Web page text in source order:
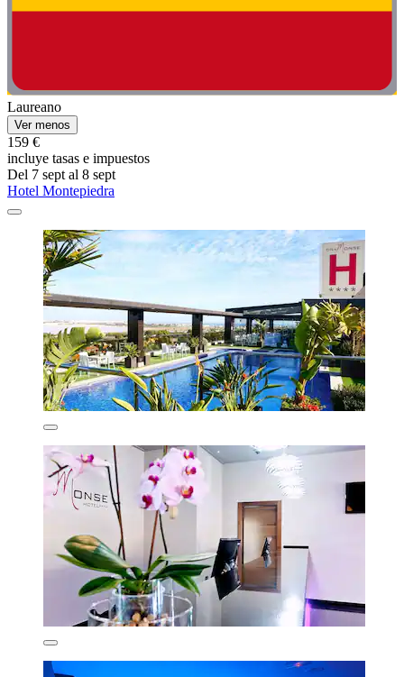
Laureano
Ver menos
159 €
incluye tasas e impuestos
Del 7 sept al 8 sept
Hotel Montepiedra